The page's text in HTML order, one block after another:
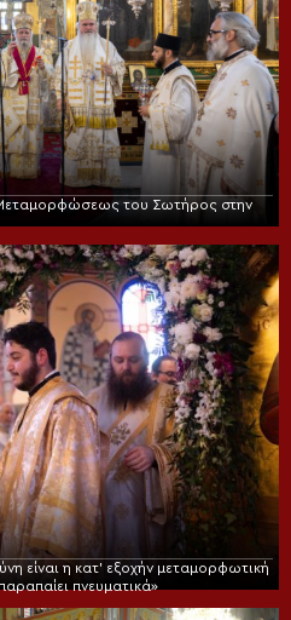
του Σωτήρος στην
είναι η κατ’ εξοχήν μεταμορφωτική
πνευματικά»